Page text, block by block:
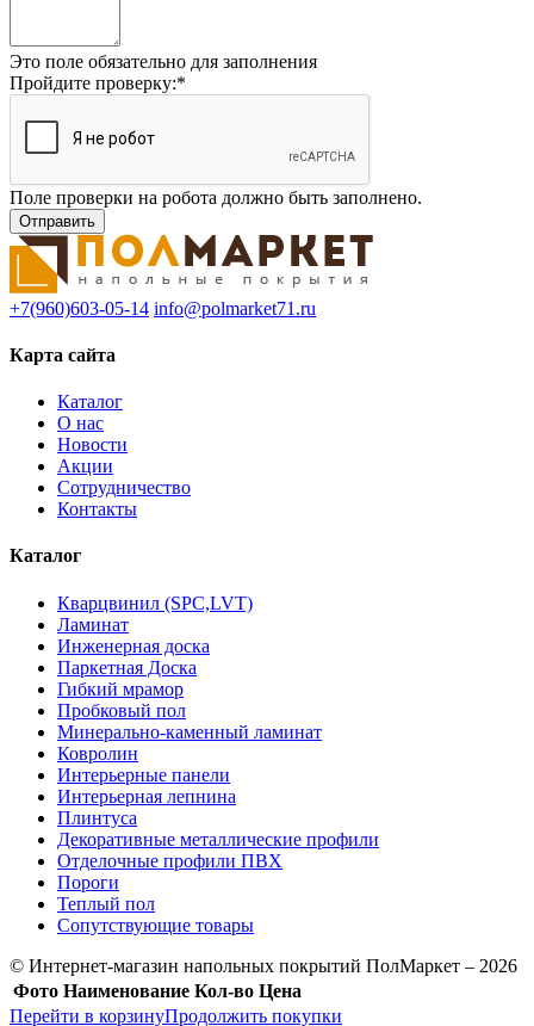
Это поле обязательно для заполнения
Пройдите проверку:*
Поле проверки на робота должно быть заполнено.
+7(960)603-05-14 info@polmarket71.ru
Карта сайта
Каталог
О нас
Новости
Акции
Сотрудничество
Контакты
Каталог
Кварцвинил (SPC,LVT)
Ламинат
Инженерная доска
Паркетная Доска
Гибкий мрамор
Пробковый пол
Минерально-каменный ламинат
Ковролин
Интерьерные панели
Интерьерная лепнина
Плинтуса
Декоративные металлические профили
Отделочные профили ПВХ
Пороги
Теплый пол
Сопутствующие товары
© Интернет-магазин напольных покрытий ПолМаркет – 2026
Фото Наименование Кол-во Цена
Перейти в корзинуПродолжить покупки